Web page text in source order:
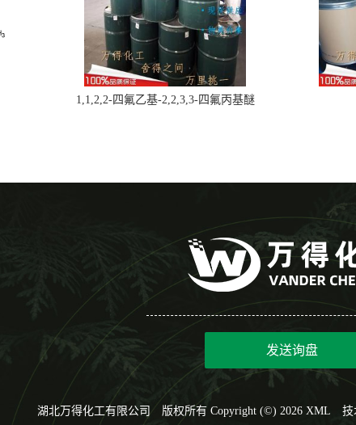
1,1,2,2-四氟乙基-2,2,3,3-四氟丙基醚
发送询盘
湖北万得化工有限公司 版权所有 Copyright (©) 2026 XML 技